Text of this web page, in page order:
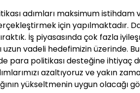
adımları maksimum istihdam
için yapılmaktadır.
İş piyasasında çok fazla
uzun vadeli hedefimizin üzerinde.
para politikası desteğine ihtiyaç
azaltıyoruz ve yakın
yükseltmenin uygun olacağı